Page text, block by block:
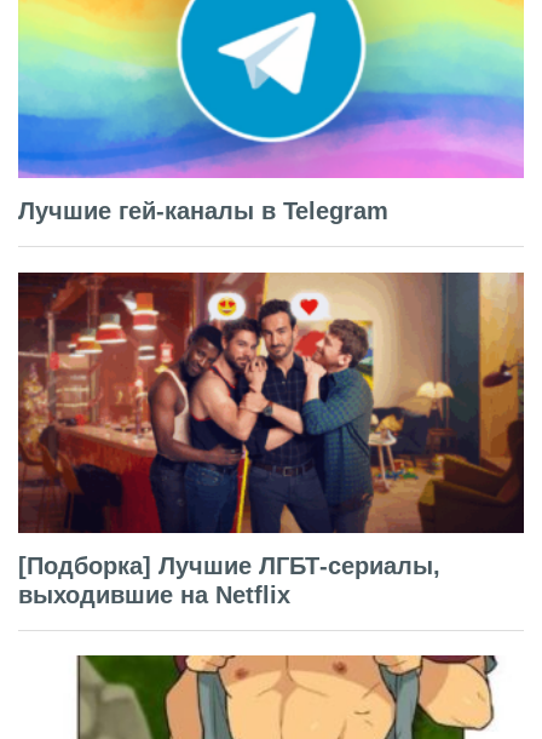
Лучшие гей-каналы в Telegram
[Подборка] Лучшие ЛГБТ-сериалы,
выходившие на Netflix